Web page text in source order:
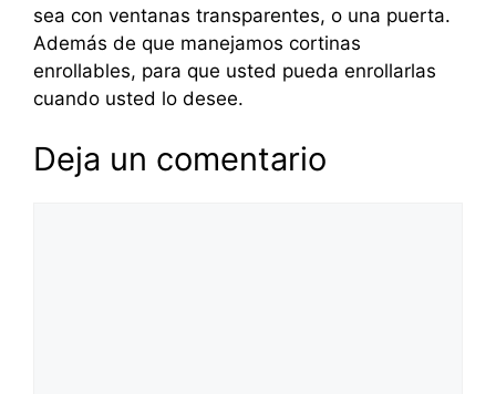
sea con ventanas transparentes, o una puerta.
Además de que manejamos cortinas
enrollables, para que usted pueda enrollarlas
cuando usted lo desee.
Deja un comentario